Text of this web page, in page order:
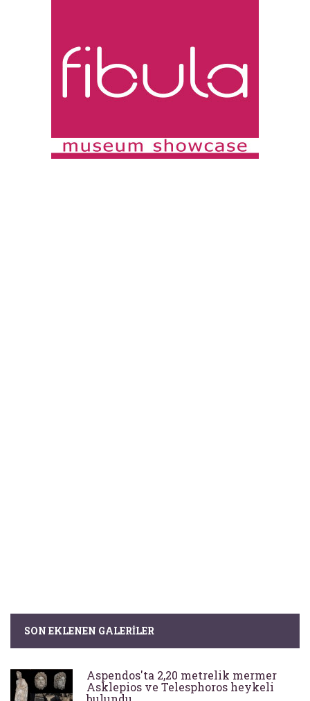
SON EKLENEN GALERILER
Aspendos'ta 2,20 metrelik mermer
Asklepios ve Telesphoros heykeli